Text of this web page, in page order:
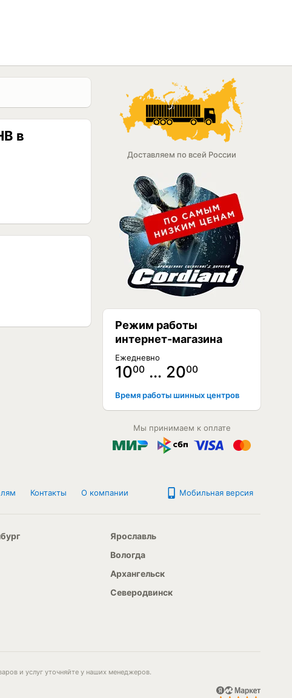
в
Доставляем по всей России
Режим работы
интернет-магазина
Ежедневно
1000 … 2000
Время работы шинных центров
Мы принимаем к оплате
Контакты О компании Мобильная версия
Ярославль
Вологда
Архангельск
Северодвинск
и услуг уточняйте у наших менеджеров.